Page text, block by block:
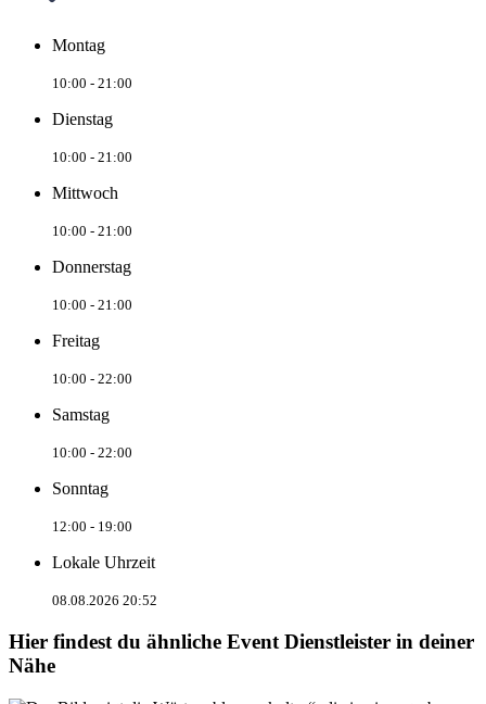
Montag
10:00 - 21:00
Dienstag
10:00 - 21:00
Mittwoch
10:00 - 21:00
Donnerstag
10:00 - 21:00
Freitag
10:00 - 22:00
Samstag
10:00 - 22:00
Sonntag
12:00 - 19:00
Lokale Uhrzeit
08.08.2026 20:52
Hier findest du ähnliche Event Dienstleister in deiner
Nähe